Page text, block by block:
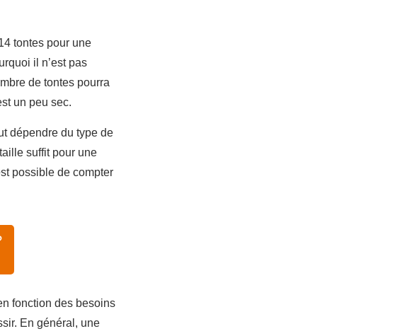
tontes pour une
il n’est pas
de tontes pourra
un peu sec.
dépendre du type de
suffit pour une
possible de compter
fonction des besoins
En général, une